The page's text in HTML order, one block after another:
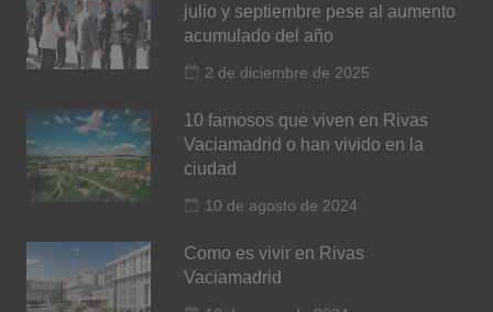
julio y septiembre pese al aumento
acumulado del año
2 de diciembre de 2025
10 famosos que viven en Rivas
Vaciamadrid o han vivido en la
ciudad
10 de agosto de 2024
Como es vivir en Rivas
Vaciamadrid